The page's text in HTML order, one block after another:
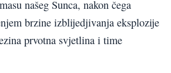
našeg Sunca, nakon čega
brzine izblijedjivanja eksplozije
prvotna svjetlina i time